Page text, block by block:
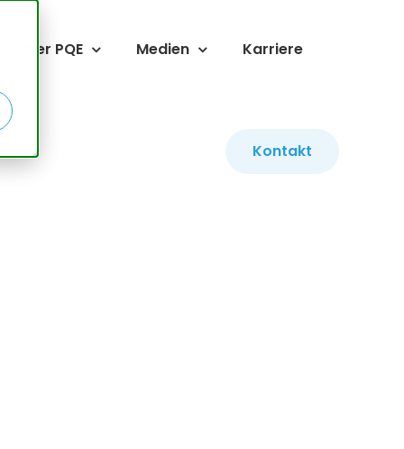
Über PQE Medien Karriere
Kontakt